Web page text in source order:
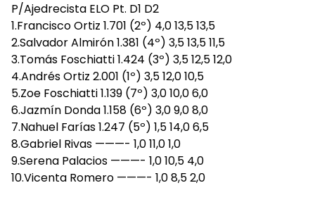
P/Ajedrecista ELO Pt. D1 D2
1.Francisco Ortiz 1.701 (2º) 4,0 13,5 13,5
2.Salvador Almirón 1.381 (4º) 3,5 13,5 11,5
3.Tomás Foschiatti 1.424 (3º) 3,5 12,5 12,0
4.Andrés Ortiz 2.001 (1º) 3,5 12,0 10,5
5.Zoe Foschiatti 1.139 (7º) 3,0 10,0 6,0
6.Jazmín Donda 1.158 (6º) 3,0 9,0 8,0
7.Nahuel Farías 1.247 (5º) 1,5 14,0 6,5
8.Gabriel Rivas ———- 1,0 11,0 1,0
9.Serena Palacios ———- 1,0 10,5 4,0
10.Vicenta Romero ———- 1,0 8,5 2,0